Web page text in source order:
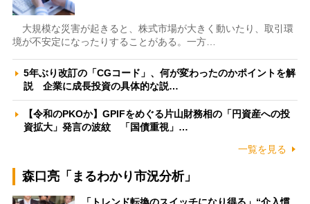
大規模な災害が起きると、株式市場が大きく動いたり、取引環
境が不安定になったりすることがある。一方…
5年ぶり改訂の「CGコード」、何が変わったのかポイントを解
説 企業に成長投資の具体的な説…
【令和のPKOか】GPIFをめぐる片山財務相の「円資産への投
資拡大」発言の波紋 「国債重視」…
一覧を見る
森口亮「まるわかり市況分析」